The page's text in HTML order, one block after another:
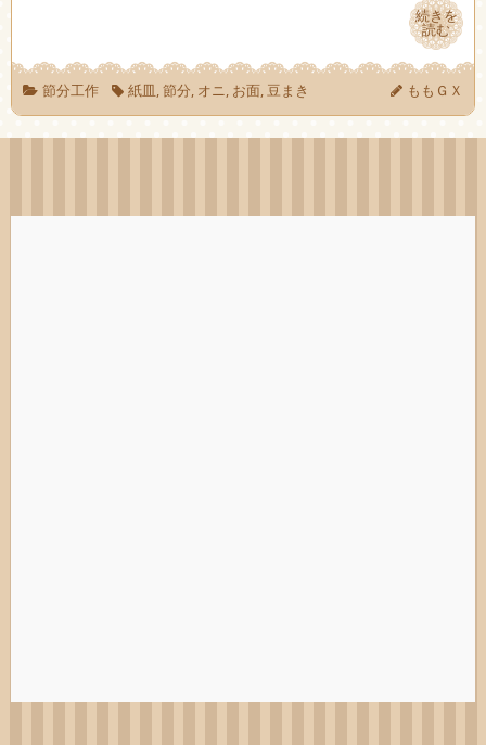
続きを
読む
続きを
読む
節分工作 紙皿,節分, オニ, お面,豆まき ももＧＸ